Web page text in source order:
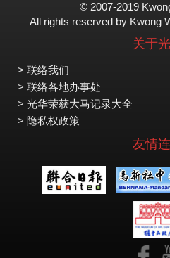
© 2007-2019
All rights reserved by Kwong
关于
> 联络我们
> 联络各地办事处
> 光华荣获大马记录大全
> 隐私权政策
友情